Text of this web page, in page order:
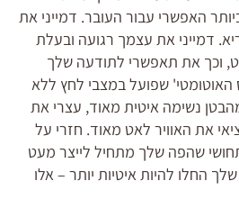
האפשרי עבור העובר. דמייני את
דמייני את עצמך רגועה ובעלת
וכך את תאפשרי לתודעה שלך
האוטומטי' שפועל במצבי לחץ ללא
נשימה איטית מאוד, עצרי את
את האוויר לאט מאוד. חזרי על
שהפה שלך מתחיל לייצר מעט
החלו להיות איטיות יותר – אלו